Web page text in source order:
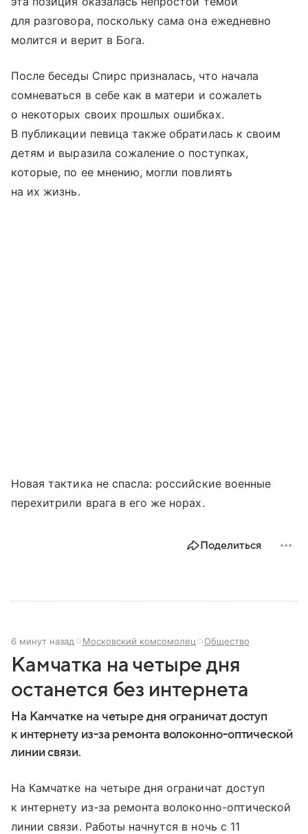
для разговора, поскольку сама она ежедневно
молится и верит в Бога.
После беседы Спирс призналась, что начала
сомневаться в себе как в матери и сожалеть
о некоторых своих прошлых ошибках.
В публикации певица также обратилась к своим
детям и выразила сожаление о поступках,
которые, по ее мнению, могли повлиять
на их жизнь.
Новая тактика не спасла: российские военные
перехитрили врага в его же норах.
Поделиться
6 минут назад Московский комсомолец Общество
Камчатка на четыре дня
останется без интернета
На Камчатке на четыре дня ограничат доступ
к интернету из-за ремонта волоконно-оптической
линии связи.
На Камчатке на четыре дня ограничат доступ
к интернету из-за ремонта волоконно-оптической
линии связи. Работы начнутся в ночь с 11